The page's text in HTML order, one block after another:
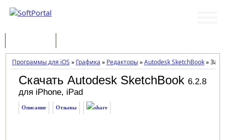
Программы для iOS » Графика » Редакторы»Autodesk SketchBook»
Скачать Autodesk SketchBook 6.2.8
для iPhone, iPad
Описание Отзывы